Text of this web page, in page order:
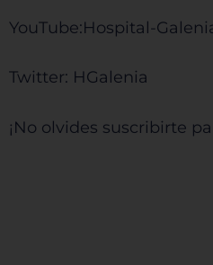
YouTube:⁠⁠⁠⁠⁠⁠⁠⁠⁠⁠⁠⁠⁠⁠⁠⁠⁠⁠⁠⁠⁠⁠⁠⁠⁠⁠⁠⁠⁠⁠⁠⁠⁠⁠⁠⁠⁠⁠⁠⁠⁠⁠⁠⁠⁠⁠⁠⁠⁠⁠⁠⁠⁠⁠⁠⁠⁠⁠⁠⁠⁠⁠⁠⁠⁠⁠⁠⁠⁠⁠⁠⁠⁠⁠⁠Hospital-
Twitter:⁠⁠⁠⁠⁠⁠⁠⁠⁠⁠⁠⁠⁠⁠⁠⁠⁠⁠⁠⁠⁠⁠⁠⁠⁠⁠⁠⁠⁠⁠⁠⁠⁠⁠⁠⁠⁠⁠⁠⁠⁠⁠⁠⁠⁠⁠⁠⁠⁠⁠⁠⁠⁠⁠⁠⁠⁠⁠⁠⁠⁠⁠⁠⁠⁠⁠⁠⁠⁠⁠⁠⁠⁠⁠⁠ HGalenia⁠⁠⁠⁠⁠⁠⁠⁠⁠⁠⁠⁠⁠⁠⁠⁠⁠⁠⁠⁠⁠⁠⁠⁠⁠⁠⁠⁠⁠⁠⁠⁠⁠⁠⁠⁠⁠⁠⁠⁠⁠⁠⁠⁠⁠⁠⁠⁠⁠⁠⁠⁠⁠⁠⁠⁠⁠⁠⁠⁠⁠⁠⁠⁠⁠⁠⁠⁠⁠⁠⁠⁠⁠⁠⁠
¡No olvides suscribirte